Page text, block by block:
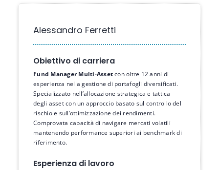
Alessandro Ferretti
Obiettivo di carriera
Fund Manager Multi-Assetcon oltre 12 anni di
esperienza nella gestione di portafogli diversificati.
Specializzato nell’allocazione strategica e tattica
degli asset con un approccio basato sul controllo del
rischio e sull’ottimizzazione dei rendimenti.
Comprovata capacità di navigare mercati volatili
mantenendo performance superiori ai benchmark di
riferimento.
Esperienza di lavoro